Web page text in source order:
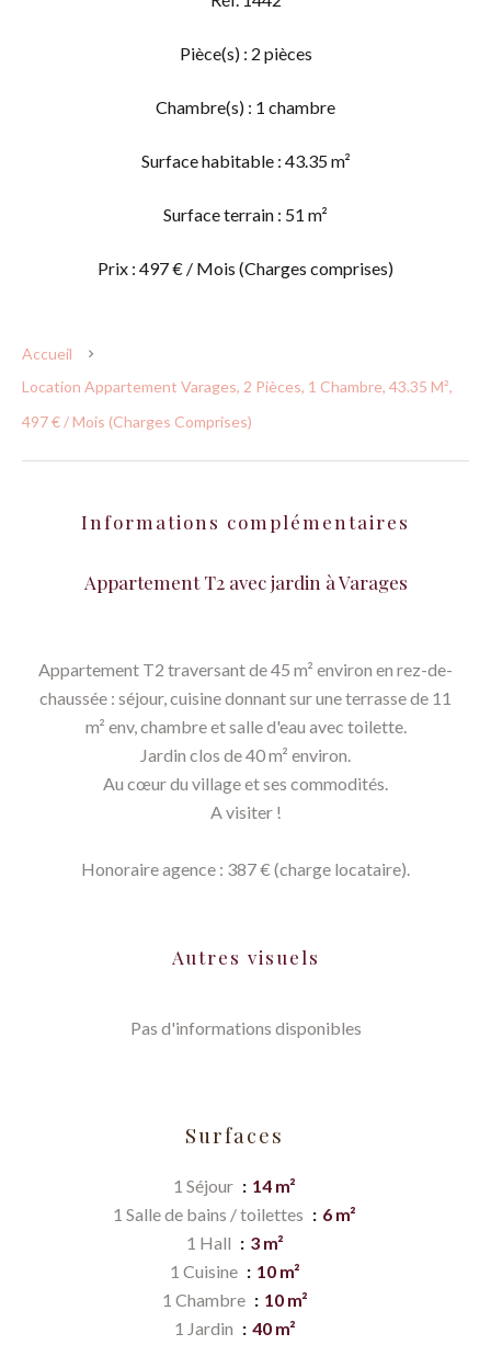
Pièce(s) : 2 pièces
Chambre(s) : 1 chambre
Surface habitable : 43.35 m²
Surface terrain : 51 m²
Prix : 497 € / Mois (Charges comprises)
Accueil
Location Appartement Varages, 2 Pièces, 1 Chambre, 43.35 M²,
497 € / Mois (Charges Comprises)
Informations complémentaires
Appartement T2 avec jardin à Varages
Appartement T2 traversant de 45 m² environ en rez-de-
chaussée : séjour, cuisine donnant sur une terrasse de 11
m² env, chambre et salle d'eau avec toilette.
Jardin clos de 40 m² environ.
Au cœur du village et ses commodités.
A visiter !
Honoraire agence : 387 € (charge locataire).
Autres visuels
Pas d'informations disponibles
Surfaces
1 Séjour
14 m²
1 Salle de bains / toilettes
6 m²
1 Hall
3 m²
1 Cuisine
10 m²
1 Chambre
10 m²
1 Jardin
40 m²